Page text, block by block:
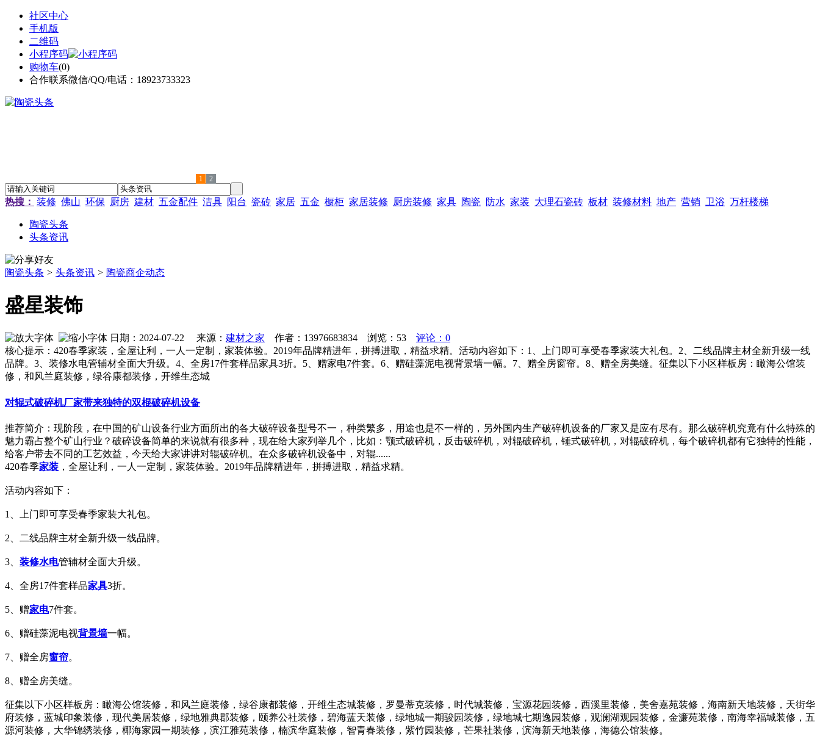
社区中心
手机版
二维码
小程序码
购物车(0)
合作联系微信/QQ/电话：18923733323
1 2
热搜： 装修 佛山 环保 厨房 建材 五金配件 洁具 阳台 瓷砖 家居 五金 橱柜 家居装修 厨房装修 家具 陶瓷 防水 家装 大理石瓷砖 板材 装修材料 地产 营销 卫浴 万杆楼梯
陶瓷头条
头条资讯
陶瓷头条 > 头条资讯 > 陶瓷商企动态
盛星装饰
日期：2024-07-22 来源： 建材之家 作者：13976683834 浏览： 53
评论：0
核心提示：420春季家装，全屋让利，一人一定制，家装体验。2019年品牌精进年，拼搏进取，精益求精。活动内容如下：1、上门即可享受春季家装大礼包。2、二线品牌主材全新升级一线
品牌。3、装修水电管辅材全面大升级。4、全房17件套样品家具3折。5、赠家电7件套。6、赠硅藻泥电视背景墙一幅。7、赠全房窗帘。8、赠全房美缝。征集以下小区样板房：瞰海公馆装
修，和风兰庭装修，绿谷康都装修，开维生态城
对辊式破碎机厂家带来独特的双棍破碎机设备
推荐简介：现阶段，在中国的矿山设备行业方面所出的各大破碎设备型号不一，种类繁多，用途也是不一样的，另外国内生产破碎机设备的厂家又是应有尽有。那么破碎机究竟有什么特殊的
魅力霸占整个矿山行业？破碎设备简单的来说就有很多种，现在给大家列举几个，比如：颚式破碎机，反击破碎机，对辊破碎机，锤式破碎机，对辊破碎机，每个破碎机都有它独特的性能，
给客户带去不同的工艺效益，今天给大家讲讲对辊破碎机。在众多破碎机设备中，对辊......
420春季家装 ，全屋让利，一人一定制，家装体验。2019年品牌精进年，拼搏进取，精益求精。
活动内容如下：
1、上门即可享受春季家装大礼包。
2、二线品牌主材全新升级一线品牌。
3、 装修水电管辅材全面大升级。
4、全房17件套样品家具3折。
5、赠家电7件套。
6、赠硅藻泥电视背景墙一幅。
7、赠全房窗帘。
8、赠全房美缝。
征集以下小区样板房：瞰海公馆装修，和风兰庭装修，绿谷康都装修，开维生态城装修，罗曼蒂克装修，时代城装修，宝源花园装修，西溪里装修，美舍嘉苑装修，海南新天地装修，天街华
府装修，蓝城印象装修，现代美居装修，绿地雅典郡装修，颐养公社装修，碧海蓝天装修，绿地城一期骏园装修，绿地城七期逸园装修，观澜湖观园装修，金濂苑装修，南海幸福城装修，五
源河装修，大华锦绣装修，椰海家园一期装修，滨江雅苑装修，楠滨华庭装修，智青春装修，紫竹园装修，芒果社装修，滨海新天地装修，海德公馆装修。